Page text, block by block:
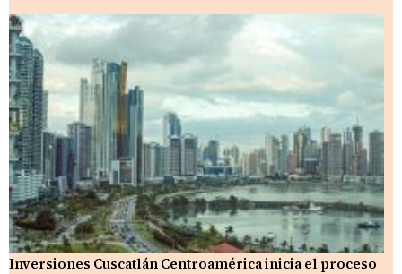
Inversiones Cuscatlán Centroamérica inicia el proceso